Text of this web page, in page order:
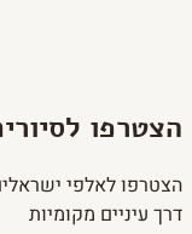
הצטרפו
הצטרפו לאלפי
דרך עיניים מקומיות